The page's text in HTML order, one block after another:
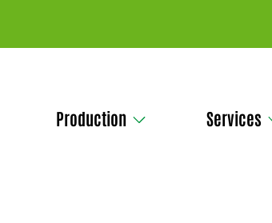
Production Services